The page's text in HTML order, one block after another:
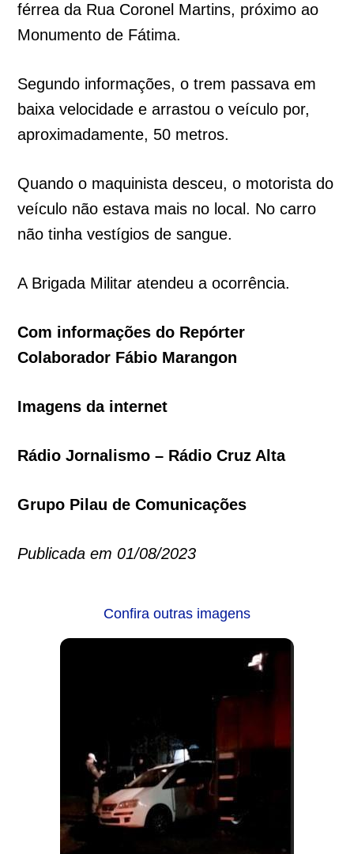
férrea da Rua Coronel Martins, próximo ao
Monumento de Fátima.
Segundo informações, o trem passava em
baixa velocidade e arrastou o veículo por,
aproximadamente, 50 metros.
Quando o maquinista desceu, o motorista do
veículo não estava mais no local. No carro
não tinha vestígios de sangue.
A Brigada Militar atendeu a ocorrência.
Com informações do Repórter
Colaborador Fábio Marangon
Imagens da internet
Rádio Jornalismo – Rádio Cruz Alta
Grupo Pilau de Comunicações
Publicada em 01/08/2023
Confira outras imagens